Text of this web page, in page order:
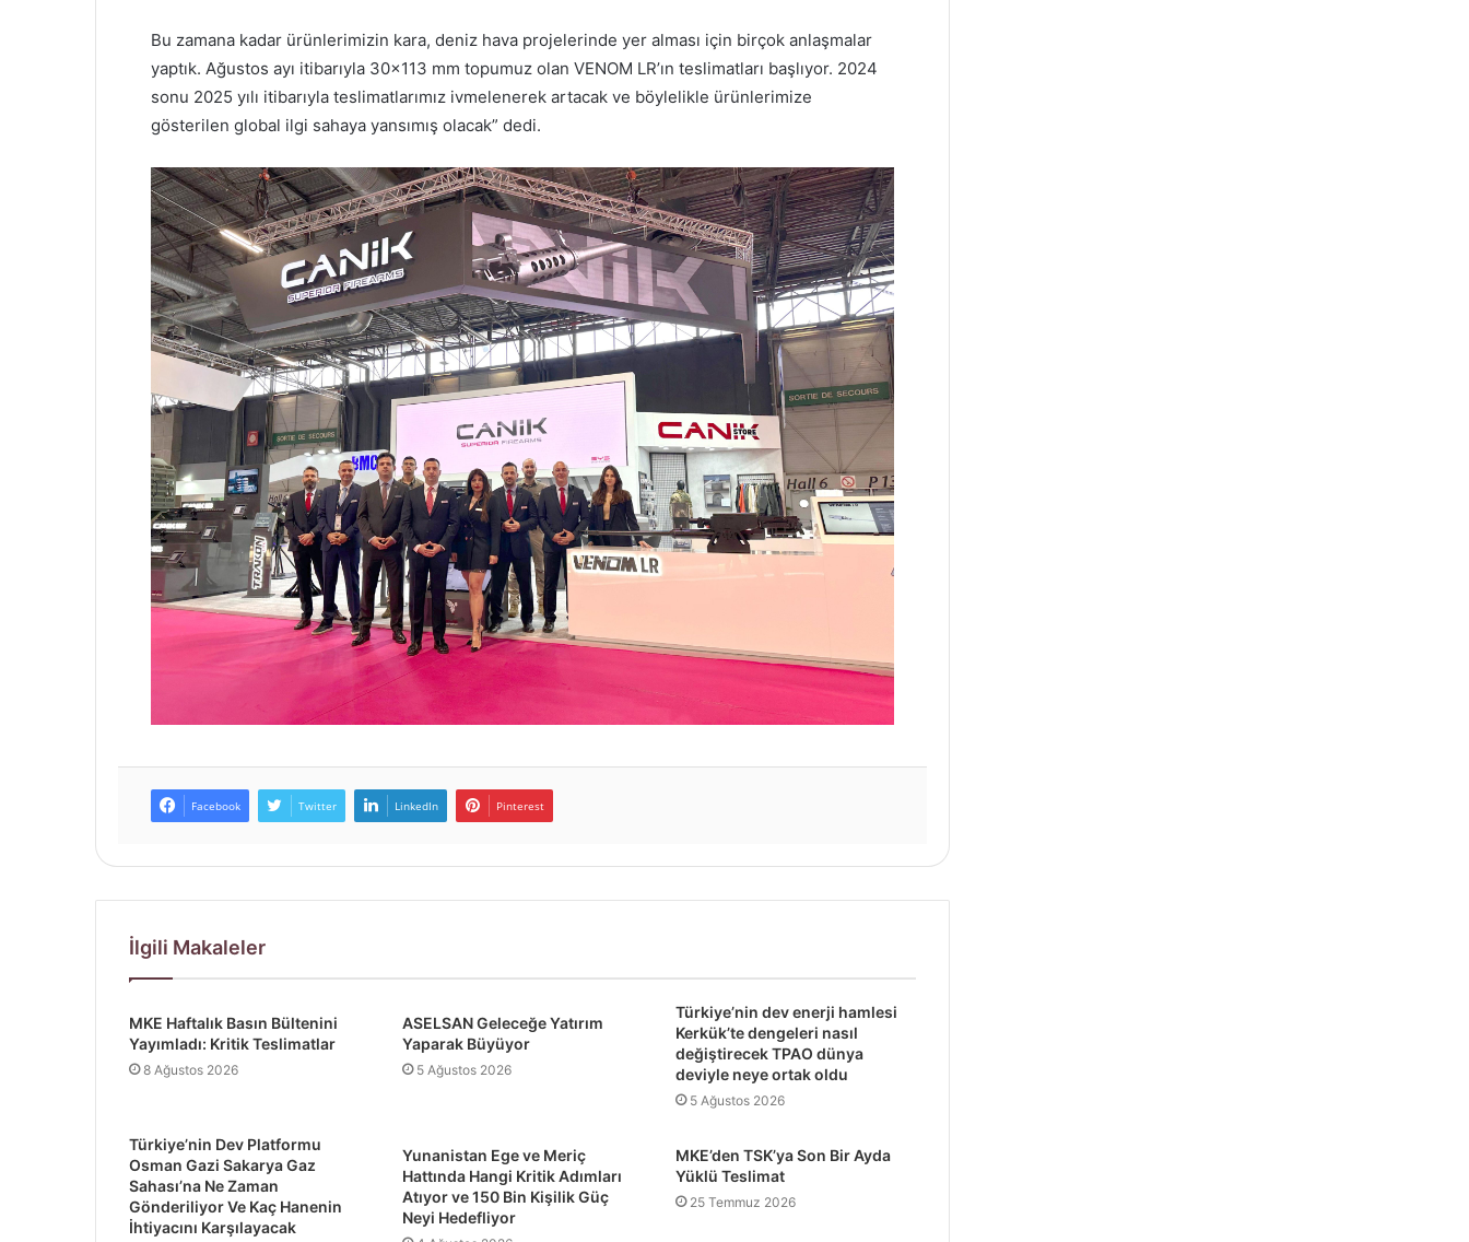
Bu zamana kadar ürünlerimizin kara, deniz hava projelerinde yer alması için birçok anlaşmalar
yaptık. Ağustos ayı itibarıyla 30×113 mm topumuz olan VENOM LR’ın teslimatları başlıyor. 2024
sonu 2025 yılı itibarıyla teslimatlarımız ivmelenerek artacak ve böylelikle ürünlerimize
gösterilen global ilgi sahaya yansımış olacak” dedi.
Facebook Twitter LinkedIn Pinterest
İlgili Makaleler
MKE Haftalık Basın Bültenini
Yayımladı: Kritik Teslimatlar
8 Ağustos 2026
ASELSAN Geleceğe Yatırım
Yaparak Büyüyor
5 Ağustos 2026
Türkiye’nin dev enerji hamlesi
Kerkük’te dengeleri nasıl
değiştirecek TPAO dünya
deviyle neye ortak oldu
5 Ağustos 2026
Türkiye’nin Dev Platformu
Osman Gazi Sakarya Gaz
Sahası’na Ne Zaman
Gönderiliyor Ve Kaç Hanenin
İhtiyacını Karşılayacak
Yunanistan Ege ve Meriç
Hattında Hangi Kritik Adımları
Atıyor ve 150 Bin Kişilik Güç
Neyi Hedefliyor
MKE’den TSK’ya Son Bir Ayda
Yüklü Teslimat
25 Temmuz 2026